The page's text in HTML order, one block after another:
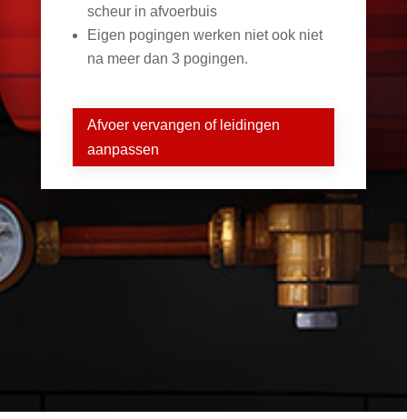
scheur in afvoerbuis
Eigen pogingen werken niet ook niet
na meer dan 3 pogingen.
Afvoer vervangen of leidingen
aanpassen